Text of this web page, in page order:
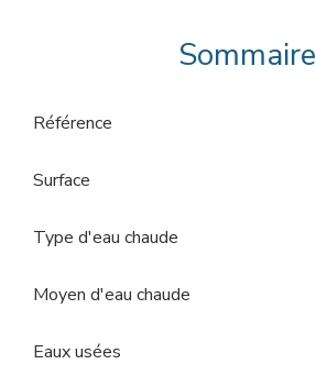
Sommaire
Référence
Surface
Type d'eau chaude
Moyen d'eau chaude
Eaux usées